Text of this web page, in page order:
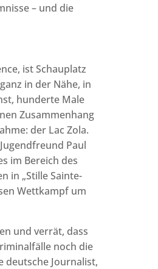
– und die
ist Schauplatz
in der Nähe, in
hunderte Male
Zusammenhang
der Lac Zola.
Paul
im Bereich des
in „Stille Sainte-
Wettkampf um
und verrät, dass
noch die
deutsche Journalist,